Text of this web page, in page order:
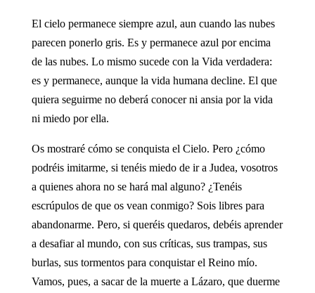
El cielo permanece siempre azul, aun cuando las nubes
parecen ponerlo gris. Es y permanece azul por encima
de las nubes. Lo mismo sucede con la Vida verdadera:
es y permanece, aunque la vida humana decline. El que
quiera seguirme no deberá conocer ni ansia por la vida
ni miedo por ella.
Os mostraré cómo se conquista el Cielo. Pero ¿cómo
podréis imitarme, si tenéis miedo de ir a Judea, vosotros
a quienes ahora no se hará mal alguno? ¿Tenéis
escrúpulos de que os vean conmigo? Sois libres para
abandonarme. Pero, si queréis quedaros, debéis aprender
a desafiar al mundo, con sus críticas, sus trampas, sus
burlas, sus tormentos para conquistar el Reino mío.
Vamos, pues, a sacar de la muerte a Lázaro, que duerme